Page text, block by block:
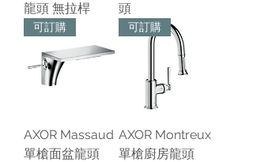
龍頭 無拉桿
頭
可訂購
AXOR Massaud
單槍面盆龍頭
可訂購
AXOR Montreux
單槍廚房龍頭